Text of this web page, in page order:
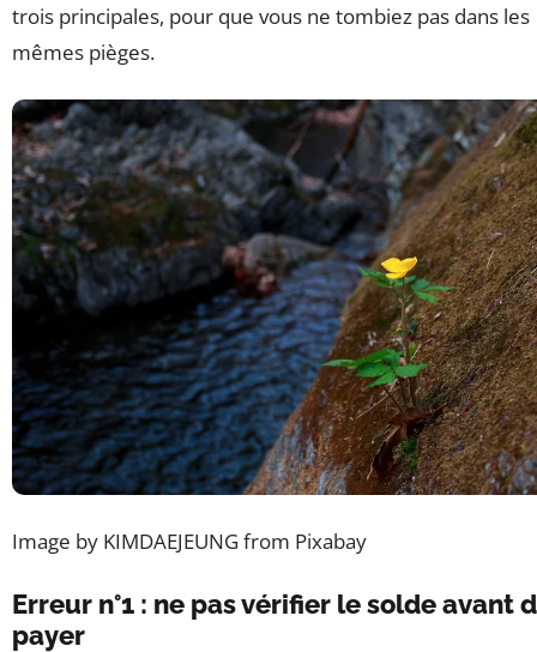
trois principales, pour que vous ne tombiez pas dans les
mêmes pièges.
Image by KIMDAEJEUNG from Pixabay
Erreur n°1 : ne pas vérifier le solde avant
payer